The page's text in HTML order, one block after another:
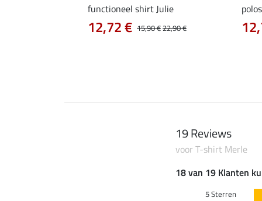
functioneel shirt Julie
15,90 €22,90 €
12,72 €
19 Reviews
voor T-shirt Merle
18 van 19 Klanten
5 Sterren